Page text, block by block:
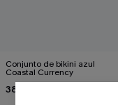
Conjunto de bikini azul
Coastal Currency
38,00 €